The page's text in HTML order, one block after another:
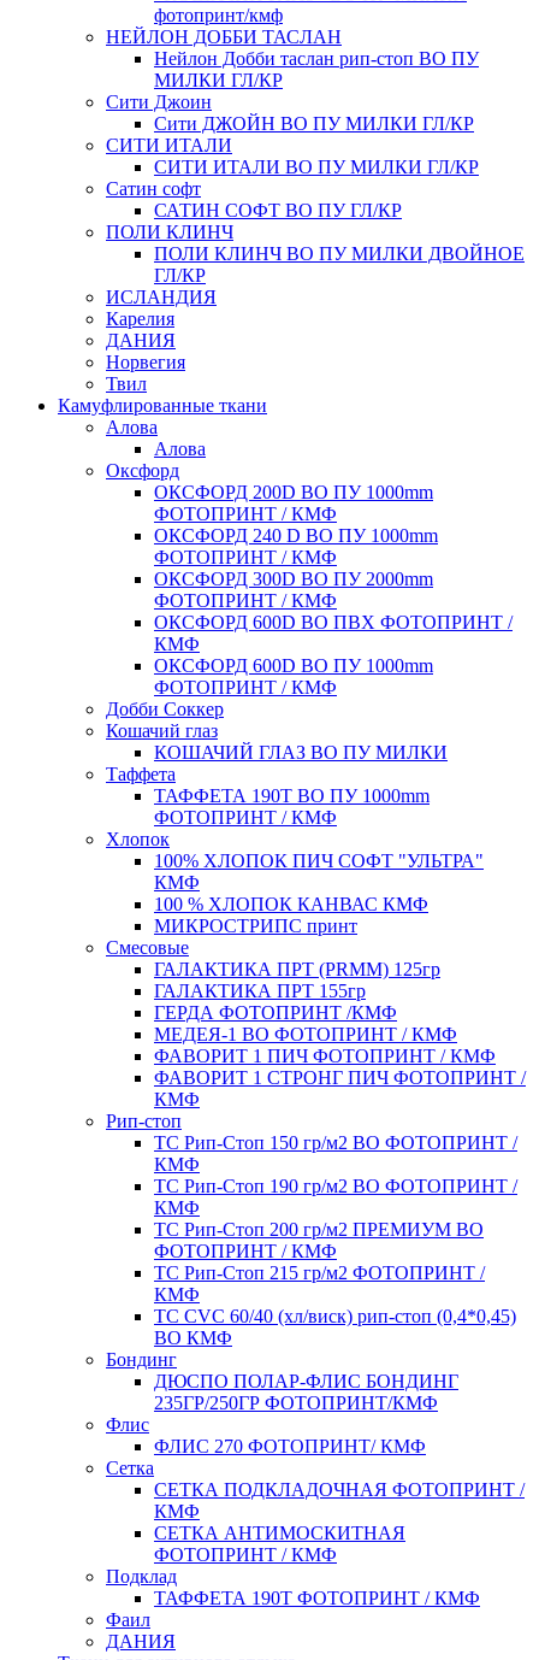
фотопринт/кмф
НЕЙЛОН ДОББИ ТАСЛАН
Нейлон Добби таслан рип-стоп ВО ПУ
МИЛКИ ГЛ/КР
Сити Джоин
Сити ДЖОЙН ВО ПУ МИЛКИ ГЛ/КР
СИТИ ИТАЛИ
СИТИ ИТАЛИ ВО ПУ МИЛКИ ГЛ/КР
Сатин софт
САТИН СОФТ ВО ПУ ГЛ/КР
ПОЛИ КЛИНЧ
ПОЛИ КЛИНЧ ВО ПУ МИЛКИ ДВОЙНОЕ
ГЛ/КР
ИСЛАНДИЯ
Карелия
ДАНИЯ
Норвегия
Твил
Камуфлированные ткани
Алова
Алова
Оксфорд
ОКСФОРД 200D ВО ПУ 1000mm
ФОТОПРИНТ / КМФ
ОКСФОРД 240 D ВО ПУ 1000mm
ФОТОПРИНТ / КМФ
ОКСФОРД 300D ВО ПУ 2000mm
ФОТОПРИНТ / КМФ
ОКСФОРД 600D ВО ПВХ ФОТОПРИНТ /
КМФ
ОКСФОРД 600D ВО ПУ 1000mm
ФОТОПРИНТ / КМФ
Добби Соккер
Кошачий глаз
КОШАЧИЙ ГЛАЗ ВО ПУ МИЛКИ
Таффета
ТАФФЕТА 190T ВО ПУ 1000mm
ФОТОПРИНТ / КМФ
Хлопок
100% ХЛОПОК ПИЧ СОФТ "УЛЬТРА"
КМФ
100 % ХЛОПОК КАНВАС КМФ
МИКРОСТРИПС принт
Смесовые
ГАЛАКТИКА ПРТ (PRMM) 125гр
ГАЛАКТИКА ПРТ 155гр
ГЕРДА ФОТОПРИНТ /КМФ
МЕДЕЯ-1 ВО ФОТОПРИНТ / КМФ
ФАВОРИТ 1 ПИЧ ФОТОПРИНТ / КМФ
ФАВОРИТ 1 СТРОНГ ПИЧ ФОТОПРИНТ /
КМФ
Рип-стоп
TC Рип-Стоп 150 гр/м2 ВО ФОТОПРИНТ /
КМФ
TC Рип-Стоп 190 гр/м2 ВО ФОТОПРИНТ /
КМФ
TC Рип-Стоп 200 гр/м2 ПРЕМИУМ ВО
ФОТОПРИНТ / КМФ
TC Рип-Стоп 215 гр/м2 ФОТОПРИНТ /
КМФ
ТС CVC 60/40 (хл/виск) рип-стоп (0,4*0,45)
ВО КМФ
Бондинг
ДЮСПО ПОЛАР-ФЛИС БОНДИНГ
235ГР/250ГР ФОТОПРИНТ/КМФ
Флис
ФЛИС 270 ФОТОПРИНТ/ КМФ
Сетка
СЕТКА ПОДКЛАДОЧНАЯ ФОТОПРИНТ /
КМФ
СЕТКА АНТИМОСКИТНАЯ
ФОТОПРИНТ / КМФ
Подклад
ТАФФЕТА 190Т ФОТОПРИНТ / КМФ
Фаил
ДАНИЯ